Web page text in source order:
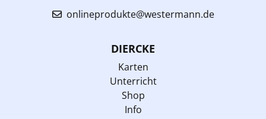
onlineprodukte@westermann.de
DIERCKE
Karten
Unterricht
Shop
Info